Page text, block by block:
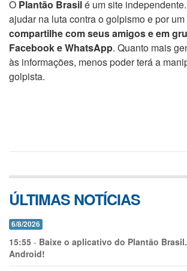
O Plantão Brasilé um site
ajudar na luta contra o golpismo e por
compartilhe com seus amigos e em
Facebook e WhatsApp. Quanto mais
às informações, menos poder terá a
golpista.
ÚLTIMAS NOTÍCIAS
6/8/2026
15:55 - Baixe o aplicativo do Plantão
Android!